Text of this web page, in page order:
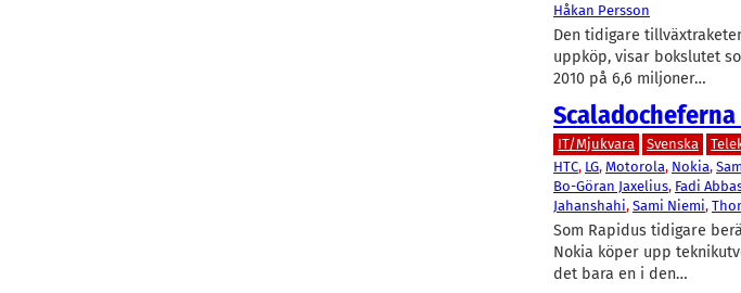
Håkan Persson
Den tidigare
uppköp, visar bokslutet
2010 på 6,6 miljoner…
IT/Mjukvara Svenska
HTC, LG, Motorola, Nokia,
Bo-Göran Jaxelius, Fadi
Jahanshahi, Sami Niemi,
Som Rapidus tidigare
Nokia köper upp
det bara en i den…